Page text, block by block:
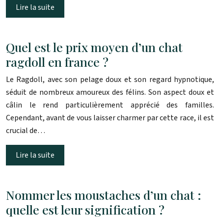
Lire la suite
Quel est le prix moyen d’un chat
ragdoll en france ?
Le Ragdoll, avec son pelage doux et son regard hypnotique,
séduit de nombreux amoureux des félins. Son aspect doux et
câlin le rend particulièrement apprécié des familles.
Cependant, avant de vous laisser charmer par cette race, il est
crucial de…
Lire la suite
Nommer les moustaches d’un chat :
quelle est leur signification ?